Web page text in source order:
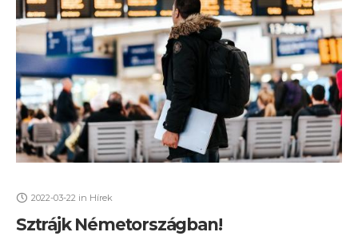
2022-03-22 in Hírek
Sztrájk Németországban!